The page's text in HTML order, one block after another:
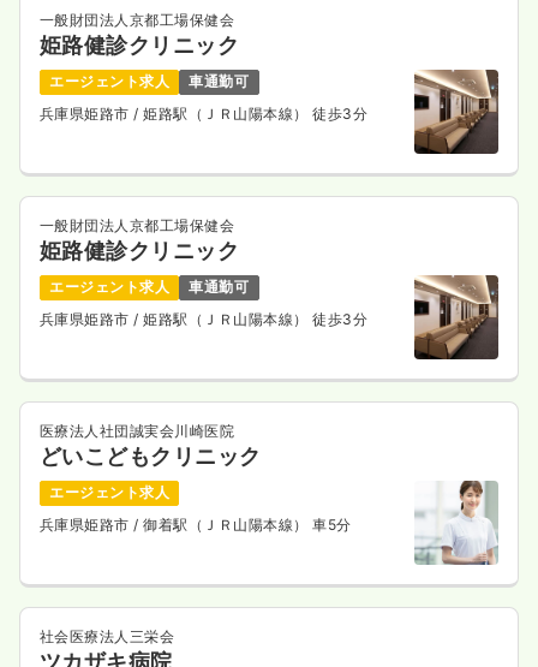
一般財団法人京都工場保健会
姫路健診クリニック
エージェント求人
車通勤可
兵庫県姫路市 / 姫路駅（ＪＲ山陽本線） 徒歩3分
一般財団法人京都工場保健会
姫路健診クリニック
エージェント求人
車通勤可
兵庫県姫路市 / 姫路駅（ＪＲ山陽本線） 徒歩3分
医療法人社団誠実会川崎医院
どいこどもクリニック
エージェント求人
兵庫県姫路市 / 御着駅（ＪＲ山陽本線） 車5分
社会医療法人三栄会
ツカザキ病院